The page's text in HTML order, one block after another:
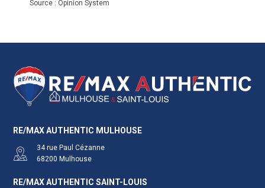
Source : Opinion System
RE/MAX AUTHENTIC MULHOUSE
34 rue Paul Cézanne
68200 Mulhouse
RE/MAX AUTHENTIC SAINT-LOUIS